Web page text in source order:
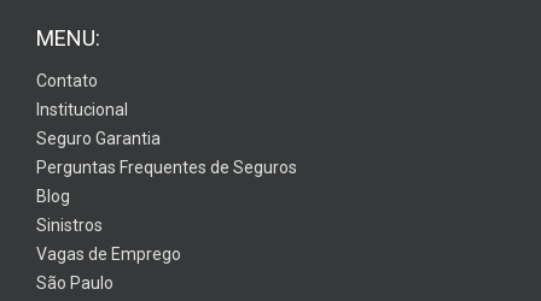
MENU:
Contato
Institucional
Seguro Garantia
Perguntas Frequentes de Seguros
Blog
Sinistros
Vagas de Emprego
São Paulo